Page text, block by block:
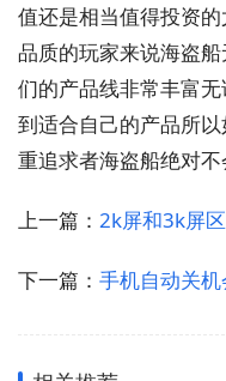
值还是相当值得投资
品质的玩家来说海盗
们的产品线非常丰富
到适合自己的产品所
重追求者海盗船绝对
上一篇： 2k屏和3k屏
下一篇： 手机自动关